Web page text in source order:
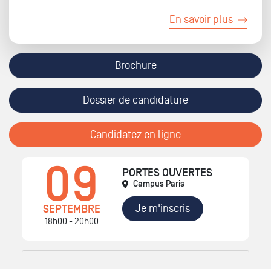
En savoir plus
Brochure
Dossier de candidature
Candidatez en ligne
09
SEPTEMBRE
18h00 - 20h00
PORTES OUVERTES
Campus Paris
Je m'inscris